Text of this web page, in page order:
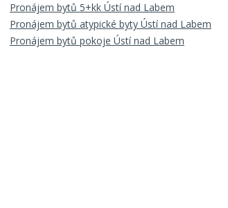
Pronájem bytů 5+kk Ústí nad Labem
Pronájem bytů atypické byty Ústí nad Labem
Pronájem bytů pokoje Ústí nad Labem